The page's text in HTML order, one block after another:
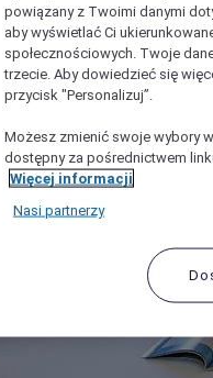
powiązany z Twoimi danymi
aby wyświetlać Ci
społecznościowych. Twoje
trzecie. Aby dowiedzieć się
przycisk "Personalizuj”.
Możesz zmienić swoje wybory
dostępny za pośrednictwem
Więcej informacji
Nasi partnerzy